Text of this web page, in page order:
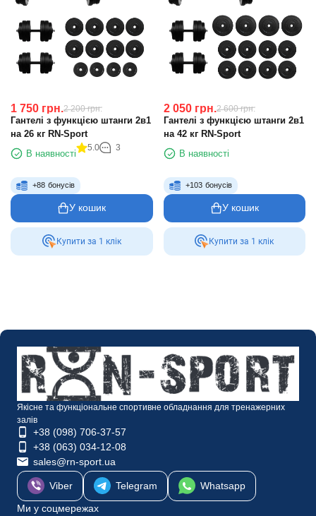
1 750 грн.2 200 грн.
Гантелі з функцією штанги 2в1
на 26 кг RN-Sport
В наявності
5.0 3
+88 бонусів
У кошик
Купити за 1 клiк
2 050 грн.2 600 грн.
Гантелі з функцією штанги 2в1
на 42 кг RN-Sport
В наявності
+103 бонусів
У кошик
Купити за 1 клiк
Якісне та функціональне спортивне обладнання для тренажерних
залів
+38 (098) 706-37-57
+38 (063) 034-12-08
sales@rn-sport.ua
Viber Telegram
Whatsapp
Ми у соцмережах